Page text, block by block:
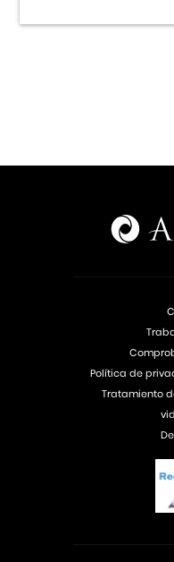
Política de
Tratamiento